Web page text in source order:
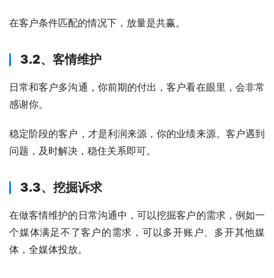
在客户条件匹配的情况下，放量是共赢。
3.2、客情维护
日常和客户多沟通，你前期的付出，客户看在眼里，会非常
感谢你。
稳定阶段的客户，才是利润来源，你的业绩来源。客户遇到
问题，及时解决，稳住关系即可。
3.3、挖掘诉求
在做客情维护的日常沟通中，可以挖掘客户的需求，例如一
个媒体满足不了客户的需求，可以多开账户、多开其他媒
体，全媒体投放。